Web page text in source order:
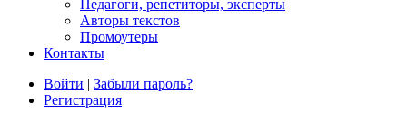
Педагоги, репетиторы, эксперты
Авторы текстов
Промоутеры
Контакты
Войти | Забыли пароль?
Регистрация